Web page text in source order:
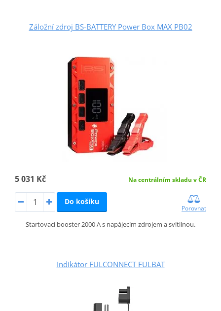
Záložní zdroj BS-BATTERY Power Box MAX PB02
5 031 Kč Na centrálním skladu v ČR
Do košíku
Porovnat
Startovací booster 2000 A s napájecím zdrojem a svítilnou.
Indikátor FULCONNECT FULBAT